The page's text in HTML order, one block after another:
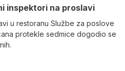
inspektori na proslavi
u restoranu Službe za poslove
protekle sedmice dogodio se